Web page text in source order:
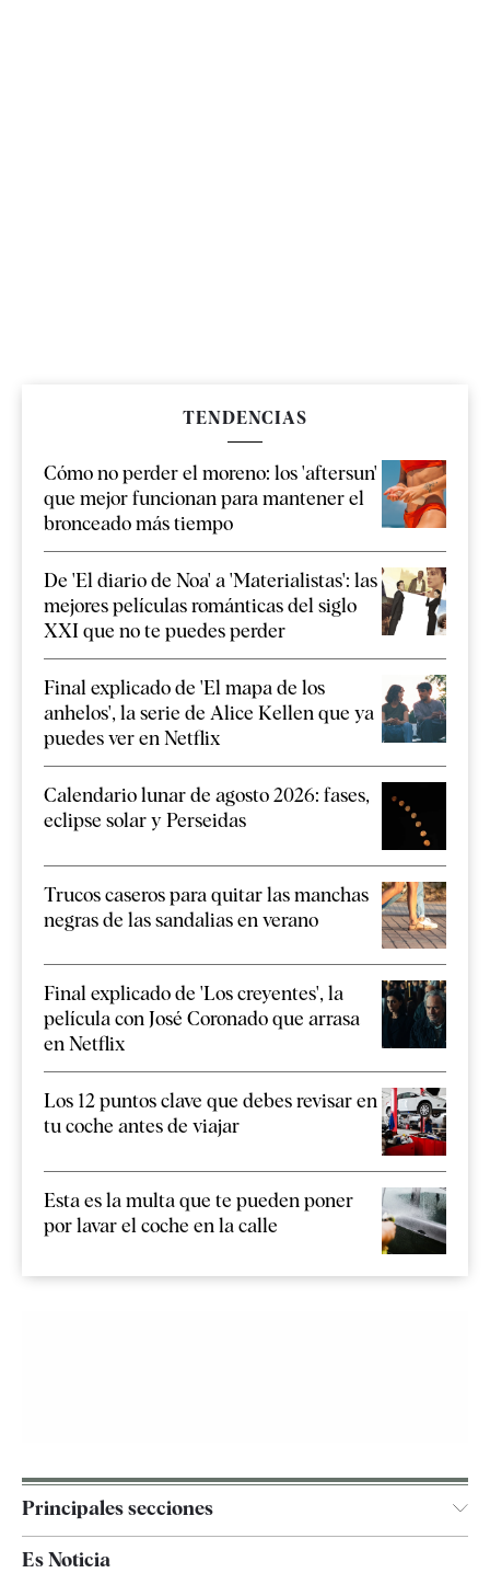
TENDENCIAS
Cómo no perder el moreno: los 'aftersun'
que mejor funcionan para mantener el
bronceado más tiempo
De 'El diario de Noa' a 'Materialistas': las
mejores películas románticas del siglo
XXI que no te puedes perder
Final explicado de 'El mapa de los
anhelos', la serie de Alice Kellen que ya
puedes ver en Netflix
Calendario lunar de agosto 2026: fases,
eclipse solar y Perseidas
Trucos caseros para quitar las manchas
negras de las sandalias en verano
Final explicado de 'Los creyentes', la
película con José Coronado que arrasa
en Netflix
Los 12 puntos clave que debes revisar en
tu coche antes de viajar
Esta es la multa que te pueden poner
por lavar el coche en la calle
Principales secciones
España
Es Noticia